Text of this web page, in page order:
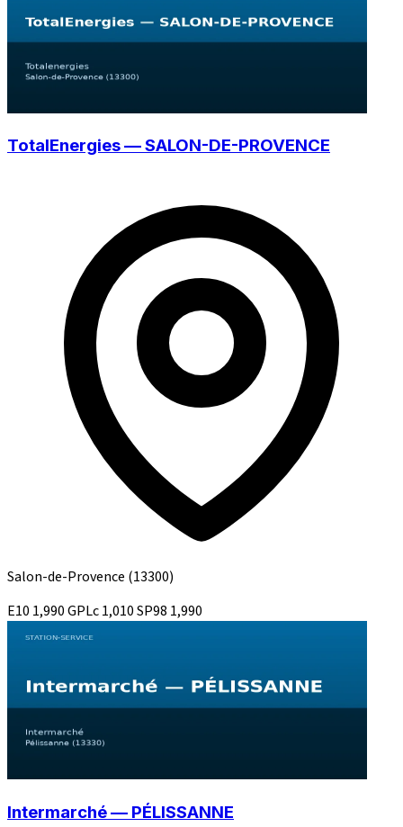
TotalEnergies — SALON-DE-PROVENCE
Salon-de-Provence (13300)
E10 1,990GPLc1,010SP98 1,990
Intermarché — PÉLISSANNE